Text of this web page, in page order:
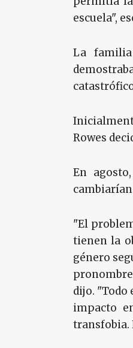
escuela",
La
Rowes
En
"El
tienen la
género
dijo. "Todo
impacto
transfobia.